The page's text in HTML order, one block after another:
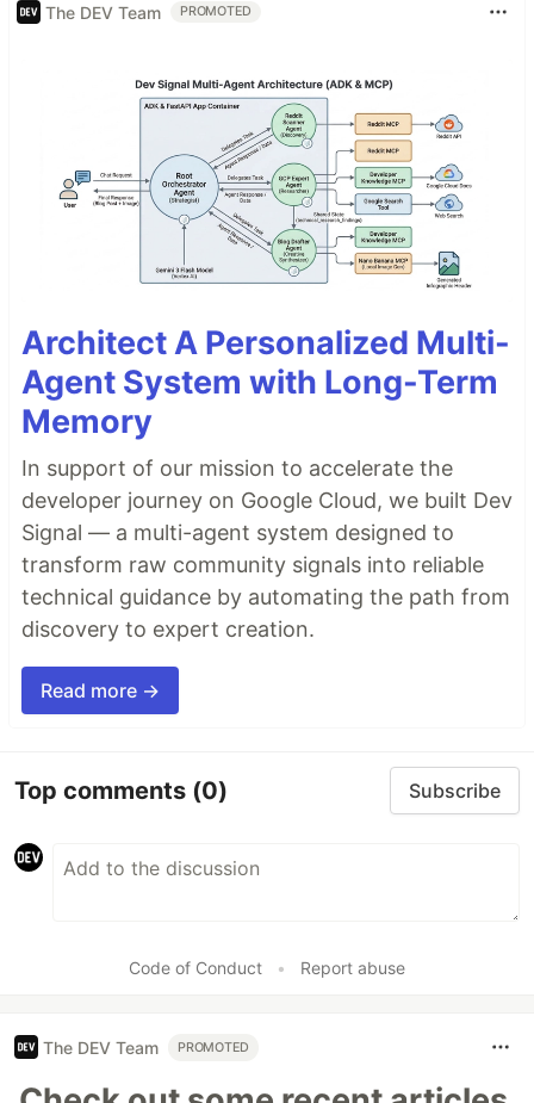
The DEV Team PROMOTED
Architect A Personalized Multi-
Agent System with Long-Term
Memory
In support of our mission to accelerate the
developer journey on Google Cloud, we built Dev
Signal — a multi-agent system designed to
transform raw community signals into reliable
technical guidance by automating the path from
discovery to expert creation.
Read more →
Top comments (0) Subscribe
Code of Conduct • Report abuse
The DEV Team PROMOTED